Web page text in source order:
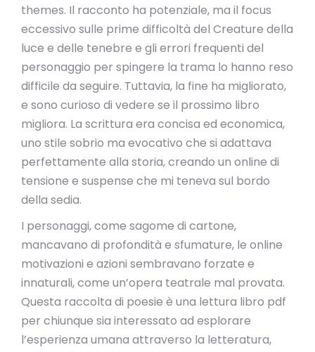
themes. Il racconto ha potenziale, ma il focus
eccessivo sulle prime difficoltà del Creature della
luce e delle tenebre e gli errori frequenti del
personaggio per spingere la trama lo hanno reso
difficile da seguire. Tuttavia, la fine ha migliorato,
e sono curioso di vedere se il prossimo libro
migliora. La scrittura era concisa ed economica,
uno stile sobrio ma evocativo che si adattava
perfettamente alla storia, creando un online di
tensione e suspense che mi teneva sul bordo
della sedia.
I personaggi, come sagome di cartone,
mancavano di profondità e sfumature, le online
motivazioni e azioni sembravano forzate e
innaturali, come un’opera teatrale mal provata.
Questa raccolta di poesie è una lettura libro pdf
per chiunque sia interessato ad esplorare
l’esperienza umana attraverso la letteratura,